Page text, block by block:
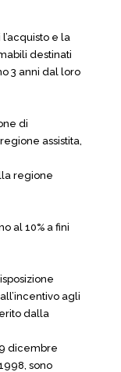
e la
destinati
3 anni dal loro
di
assistita,
regione
al 10% a fini
agli
dalla
dicembre
sono